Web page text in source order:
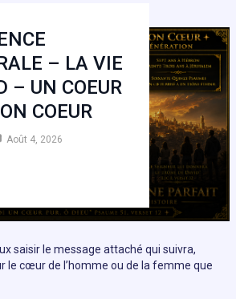
– LA VIE
– UN COEUR
COEUR
Août 4, 2026
saisir le message attaché qui suivra,
le cœur de l’homme ou de la femme que